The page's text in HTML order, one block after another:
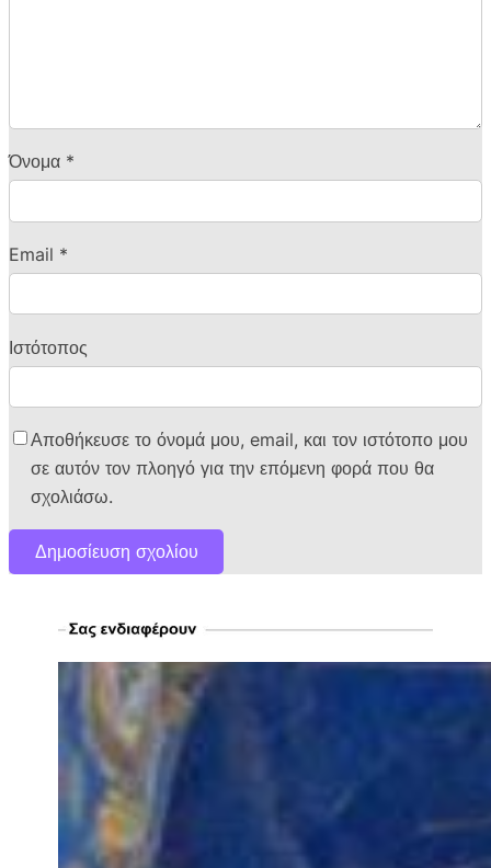
Όνομα *
Email *
Ιστότοπος
Αποθήκευσε το όνομά μου, email, και τον ιστότοπο μου
σε αυτόν τον πλοηγό για την επόμενη φορά που θα
σχολιάσω.